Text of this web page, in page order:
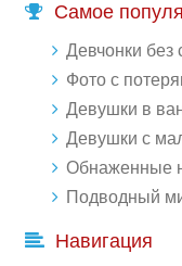
Самое
Девчонки без
Фото с
Девушки в
Девушки с
Обнаженные
Подводный мир:
Навигация